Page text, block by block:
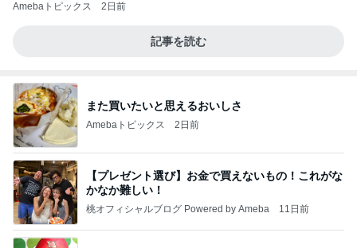
Amebaトピックス 2日前
記事を読む
また買いたいと思えるおいしさ
Amebaトピックス 2日前
【プレゼント選び】お金で買えないもの！これがな
かなか難しい！
桃オフィシャルブログ Powered by Ameba 11日前